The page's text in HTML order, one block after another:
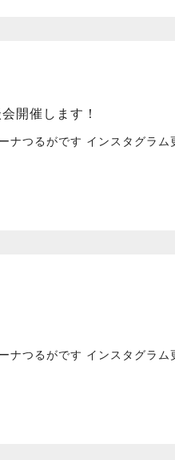
開催します！
ナつるがです インスタグラ
ナつるがです インスタグラ